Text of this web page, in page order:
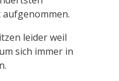
aufgenommen.
leider weil
sich immer in